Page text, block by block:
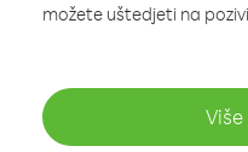
možete uštedjeti na